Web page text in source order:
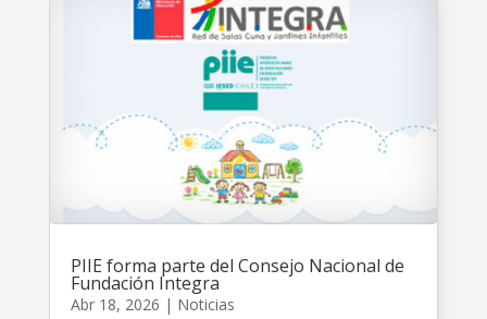
PIIE forma parte del Consejo Nacional de
Fundación Integra
Abr 18, 2026 | Noticias